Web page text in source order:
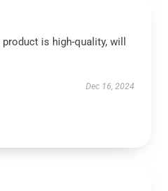
is high-quality, will
Dec 16, 2024